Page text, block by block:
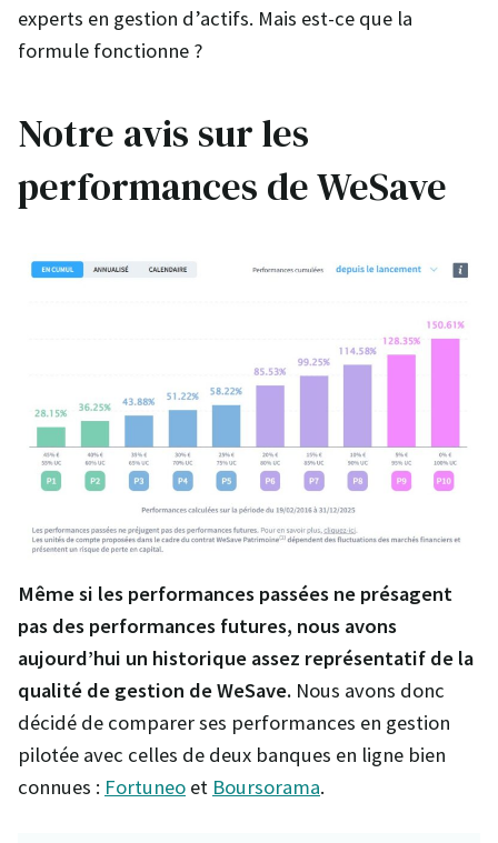
experts en gestion d’actifs. Mais est-ce que la
formule fonctionne ?
Notre avis sur les
performances de WeSave
Même si les performances passées ne présagent
pas des performances futures, nous avons
aujourd’hui un historique assez représentatif de la
qualité de gestion de WeSave. Nous avons donc
décidé de comparer ses performances en gestion
pilotée avec celles de deux banques en ligne bien
connues : Fortuneo et Boursorama.